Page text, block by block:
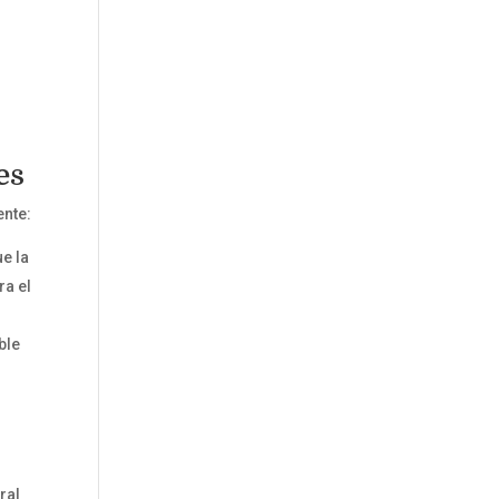
la
el